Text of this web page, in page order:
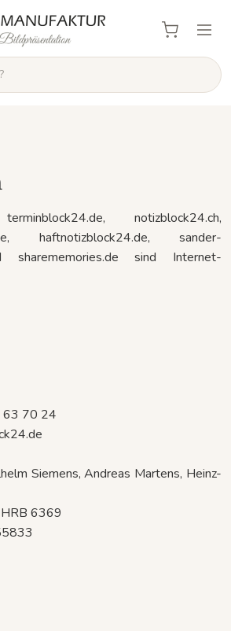
notizblock24.ch,
haftnotizblock24.de, sander-
sharememories.de sind Internet-
63 70 24
Siemens, Andreas Martens, Heinz-
6369